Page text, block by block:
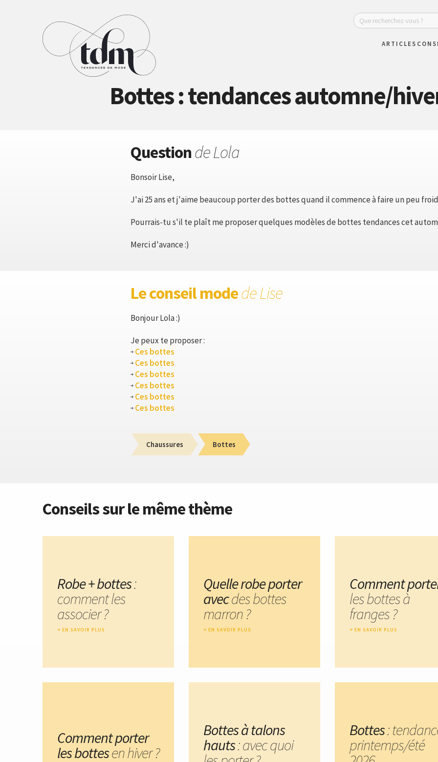
ARTICLES
Bottes : tendances automne/
Questionde Lola
Bonsoir Lise,
J'ai 25 ans et j'aime beaucoup porter des bottes quand il commence à faire un peu
Pourrais-tu s'il te plaît me proposer quelques modèles de bottes tendances cet
Merci d'avance :)
Le conseil modede Lise
Bonjour Lola :)
Je peux te proposer :
Ces bottes
Ces bottes
Ces bottes
Ces bottes
Ces bottes
Ces bottes
Chaussures Bottes
Conseils sur le même thème
Robe + bottes:
comment les
associer ?
EN SAVOIR PLUS
Quelle robe porter
avecdes bottes
marron ?
EN SAVOIR PLUS
Comment
les bottes à
franges ?
EN SAVOIR PLUS
Comment porter
les bottesen hiver ?
Bottes à talons
hauts: avec quoi
Bottes:
printemps/été